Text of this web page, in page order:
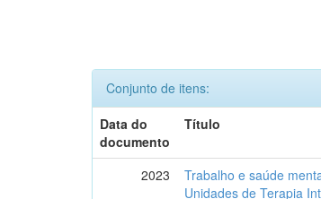
Conjunto de itens:
Data do
documento
Título
2023
Trabalho e saúde
Unidades de Terapia